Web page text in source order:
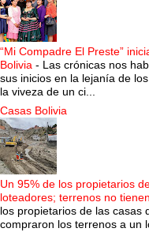
“Mi Compadre El Preste”
Bolivia - Las crónicas nos
sus inicios en la lejanía de
la viveza de un ci...
Casas Bolivia
Un 95% de los propietarios
loteadores; terrenos no
los propietarios de las casas
compraron los terrenos a un